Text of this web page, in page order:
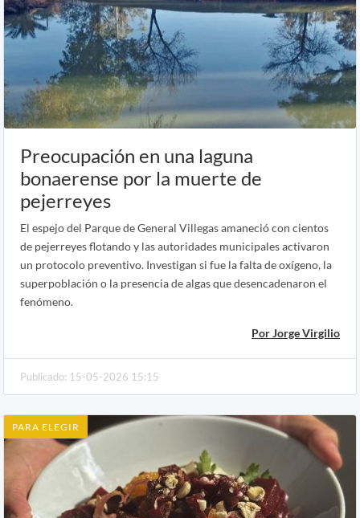
Preocupación en una laguna
bonaerense por la muerte de
pejerreyes
El espejo del Parque de General Villegas amaneció con cientos
de pejerreyes flotando y las autoridades municipales activaron
un protocolo preventivo. Investigan si fue la falta de oxígeno, la
superpoblación o la presencia de algas que desencadenaron el
fenómeno.
Por Jorge Virgilio
Publicado: 15-05-2026 15:15
PARA ELEGIR